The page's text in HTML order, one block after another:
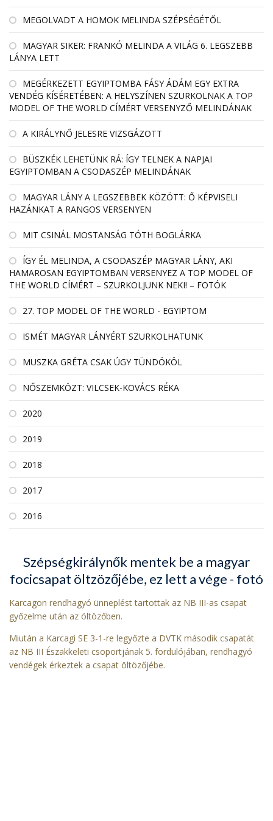
MEGOLVADT A HOMOK MELINDA SZÉPSÉGÉTŐL
MAGYAR SIKER: FRANKÓ MELINDA A VILÁG 6. LEGSZEBB
LÁNYA LETT
MEGÉRKEZETT EGYIPTOMBA FÁSY ÁDÁM EGY EXTRA
VENDÉG KÍSÉRETÉBEN: A HELYSZÍNEN SZURKOLNAK A TOP
MODEL OF THE WORLD CÍMÉRT VERSENYZŐ MELINDÁNAK
A KIRÁLYNŐ JELESRE VIZSGÁZOTT
BÜSZKÉK LEHETÜNK RÁ: ÍGY TELNEK A NAPJAI
EGYIPTOMBAN A CSODASZÉP MELINDÁNAK
MAGYAR LÁNY A LEGSZEBBEK KÖZÖTT: Ő KÉPVISELI
HAZÁNKAT A RANGOS VERSENYEN
MIT CSINÁL MOSTANSÁG TÓTH BOGLÁRKA
ÍGY ÉL MELINDA, A CSODASZÉP MAGYAR LÁNY, AKI
HAMAROSAN EGYIPTOMBAN VERSENYEZ A TOP MODEL OF
THE WORLD CÍMÉRT – SZURKOLJUNK NEKI! – FOTÓK
27. TOP MODEL OF THE WORLD - EGYIPTOM
ISMÉT MAGYAR LÁNYÉRT SZURKOLHATUNK
MUSZKA GRÉTA CSAK ÚGY TÜNDÖKÖL
NŐSZEMKÖZT: VILCSEK-KOVÁCS RÉKA
2020
2019
2018
2017
2016
Szépségkirálynők mentek be a magyar
focicsapat öltzözőjébe, ez lett a vége - fotó
Karcagon rendhagyó ünneplést tartottak az NB III-as csapat
győzelme után az öltözőben.
Miután a Karcagi SE 3-1-re legyőzte a DVTK második csapatát
az NB III Északkeleti csoportjának 5. fordulójában, rendhagyó
vendégek érkeztek a csapat öltözőjébe.